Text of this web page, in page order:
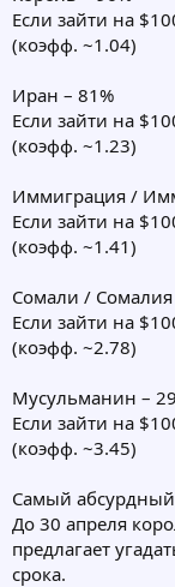
Если зайти на
(коэфф. ~1.04)
Иран – 81%
Если зайти на
(коэфф. ~1.23)
Иммиграция /
Если зайти на
(коэфф. ~1.41)
Сомали /
Если зайти на
(коэфф. ~2.78)
Мусульманин –
Если зайти на
(коэфф. ~3.45)
Самый абсурдный
До 30 апреля
предлагает
срока.